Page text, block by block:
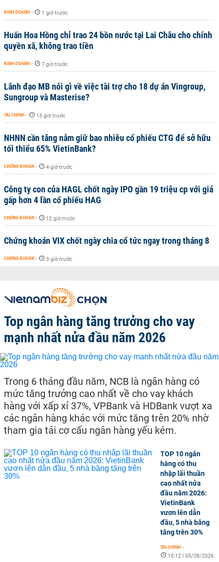
KINH DOANH - 1 giờ trước
Huấn Hoa Hồng chỉ trao 24 bồn nước tại Lai Châu cho chính
quyền xã, không trao tiền
KINH DOANH - 7 giờ trước
Lãnh đạo MB nói gì về việc tài trợ cho 18 dự án Vingroup,
Sungroup và Masterise?
TÀI CHÍNH - 13 giờ trước
NHNN cần tăng nắm giữ bao nhiêu cổ phiếu CTG để sở hữu
tối thiểu 65% VietinBank?
CHỨNG KHOÁN - 4 giờ trước
Công ty con của HAGL chốt ngày IPO gần 19 triệu cp với giá
gấp hơn 4 lần cổ phiếu HAG
CHỨNG KHOÁN - 12 giờ trước
Chứng khoán VIX chốt ngày chia cổ tức ngay trong tháng 8
CHỨNG KHOÁN - 3 giờ trước
Top ngân hàng tăng trưởng cho vay
mạnh nhất nửa đầu năm 2026
Trong 6 tháng đầu năm, NCB là ngân hàng có
mức tăng trưởng cao nhất về cho vay khách
hàng với xấp xỉ 37%, VPBank và HDBank vượt xa
các ngân hàng khác với mức tăng trên 20% nhờ
tham gia tái cơ cấu ngân hàng yếu kém.
TOP 10 ngân
hàng có thu
nhập lãi thuần
cao nhất nửa
đầu năm 2026:
VietinBank
vươn lên dẫn
đầu, 5 nhà băng
tăng trên 30%
TÀI CHÍNH -
15:12 | 05/08/2026